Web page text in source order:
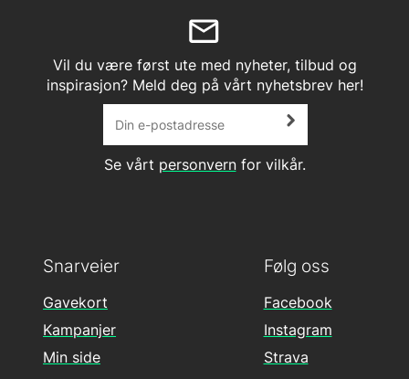
Vil du være først ute med nyheter, tilbud og
inspirasjon? Meld deg på vårt nyhetsbrev her!
Se vårt personvernfor vilkår.
Følg oss
Facebook
Instagram
Strava
Snarveier
Gavekort
Kampanjer
Min side